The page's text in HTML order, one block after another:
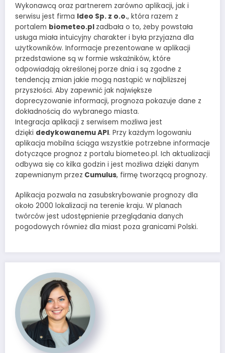
Wykonawcą oraz partnerem zarówno aplikacji, jak i
serwisu jest firma Ideo Sp. z o.o., która razem z
portalem biometeo.pl zadbała o to, żeby powstała
usługa miała intuicyjny charakter i była przyjazna dla
użytkowników. Informacje prezentowane w aplikacji
przedstawione są w formie wskaźników, które
odpowiadają określonej porze dnia i są zgodne z
tendencją zmian jakie mogą nastąpić w najbliższej
przyszłości. Aby zapewnić jak największe
doprecyzowanie informacji, prognoza pokazuje dane z
dokładnością do wybranego miasta.
Integracja aplikacji z serwisem możliwa jest
dzięki dedykowanemu API. Przy każdym logowaniu
aplikacja mobilna ściąga wszystkie potrzebne informacje
dotyczące prognoz z portalu biometeo.pl. Ich aktualizacji
odbywa się co kilka godzin i jest możliwa dzięki danym
zapewnianym przez Cumulus, firmę tworzącą prognozy.
Aplikacja pozwala na zasubskrybowanie prognozy dla
około 2000 lokalizacji na terenie kraju. W planach
twórców jest udostępnienie przeglądania danych
pogodowych również dla miast poza granicami Polski.